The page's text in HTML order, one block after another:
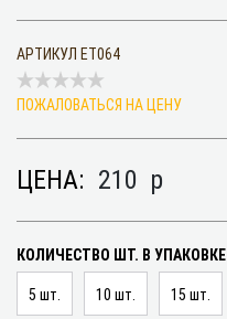
АРТИКУЛ ET064
ПОЖАЛОВАТЬСЯ НА ЦЕНУ
ЦЕНА: 210 p
КОЛИЧЕСТВО ШТ. В УПАКОВКЕ
5 шт. 10 шт. 15 шт.